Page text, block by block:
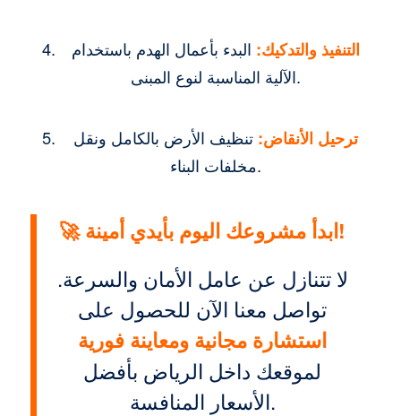
التنفيذ والتدكيك: البدء بأعمال الهدم باستخدام
الآلية المناسبة لنوع المبنى.
ترحيل الأنقاض: تنظيف الأرض بالكامل ونقل
مخلفات البناء.
🚀 ابدأ مشروعك اليوم بأيدي أمينة!
لا تتنازل عن عامل الأمان والسرعة.
تواصل معنا الآن للحصول على
استشارة مجانية ومعاينة فورية
لموقعك داخل الرياض بأفضل
الأسعار المنافسة.